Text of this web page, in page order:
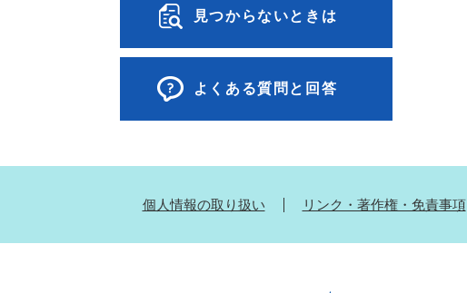
見つからないときは
よくある質問と回答
個人情報の取り扱い リンク・著作権・免責事項